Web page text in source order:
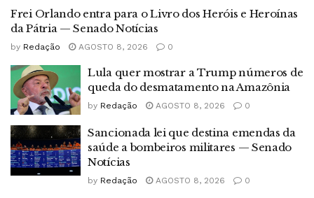
Frei Orlando entra para o Livro dos Heróis e Heroínas
da Pátria — Senado Notícias
by Redação AGOSTO 8, 2026 0
Lula quer mostrar a Trump números de
queda do desmatamento na Amazônia
by Redação AGOSTO 8, 2026 0
Sancionada lei que destina emendas da
saúde a bombeiros militares — Senado
Notícias
by Redação AGOSTO 8, 2026 0